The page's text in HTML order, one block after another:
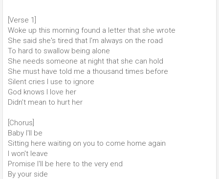
[Verse 1]
Woke up this morning found a letter that she wrote
She said she's tired that I'm always on the road
To hard to swallow being alone
She needs someone at night that she can hold
She must have told me a thousand times before
Silent cries I use to ignore
God knows I love her
Didn't mean to hurt her
[Chorus]
Baby I'll be
Sitting here waiting on you to come home again
I won't leave
Promise I'll be here to the very end
By your side